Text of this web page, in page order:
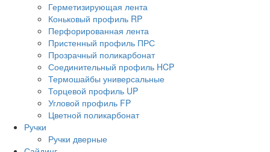
Герметизирующая лента
Коньковый профиль RP
Перфорированная лента
Пристенный профиль ПРС
Прозрачный поликарбонат
Соединительный профиль HCP
Термошайбы универсальные
Торцевой профиль UP
Угловой профиль FP
Цветной поликарбонат
Ручки
Ручки дверные